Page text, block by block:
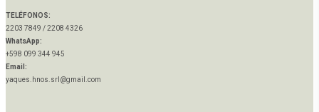
TELÉFONOS:
2203 7849 / 2208 4326
WhatsApp:
+598 099 344 945
Email:
yaques.hnos.srl@gmail.com